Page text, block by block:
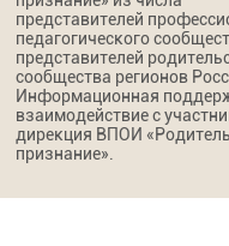
представителей
педагогического
представителей
сообщества регионов
Информационная
взаимодействие с
дирекция ВПОИ
признание».